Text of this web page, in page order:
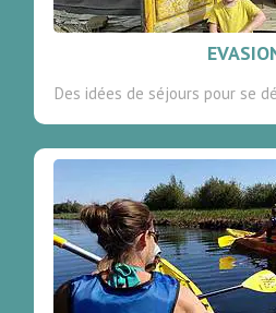
Des idées de séjours pour se